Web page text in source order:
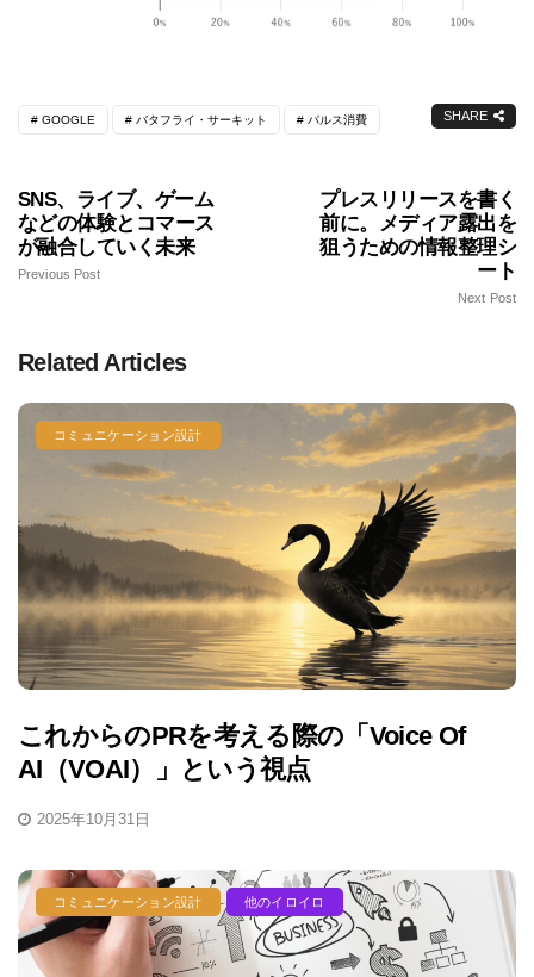
GOOGLE バタフライ・サーキット パルス消費 SHARE
SNS、ライブ、ゲーム
などの体験とコマース
が融合していく未来
Previous Post
プレスリリースを書く
前に。メディア露出を
狙うための情報整理シ
ート
Next Post
Related Articles
コミュニケーション設計
これからのPRを考える際の「Voice Of
AI（VOAI）」という視点
2025年10月31日
コミュニケーション設計 他のイロイロ